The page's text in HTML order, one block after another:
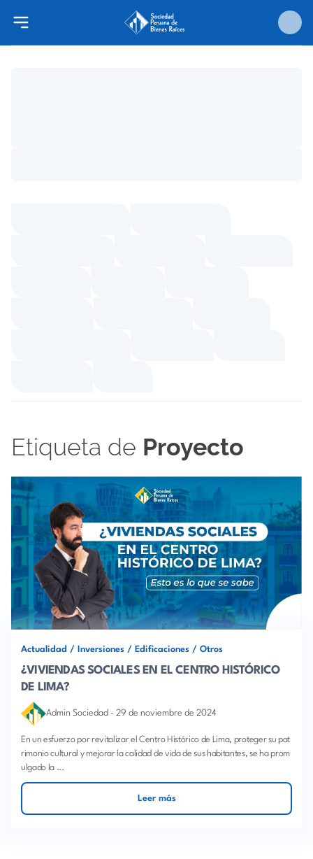
Etiqueta de Proyecto
Actualidad / Inversiones / Edificaciones / Otros
¿VIVIENDAS SOCIALES EN EL CENTRO HISTÓRICO
DE LIMA?
Admin Sociedad - 29 de noviembre de 2024
En un esfuerzo por revitalizar el Centro Histórico de Lima, proteger su pat
rimonio cultural y mejorar la calidad de vida de sus habitantes, se ha prom
ulgado la ...
Leer más